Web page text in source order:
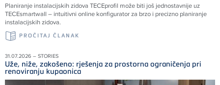
Planiranje instalacijskih zidova TECEprofil može biti još jednostavnije uz
TECEsmartwall – intuitivni online konfigurator za brzo i precizno planiranje
instalacijskih zidova.
PROČITAJ ČLANAK
31.07.2026 – STORIES
Uže, niže, zakošeno: rješenja za prostorna ograničenja pri
renoviranju kupaonica